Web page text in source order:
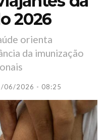
2026
orienta
da imunização
06/2026 - 08:25